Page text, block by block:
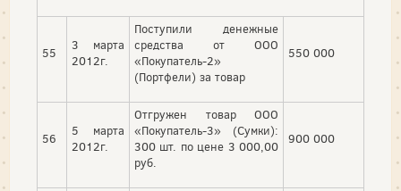
55
3 марта
2012г.
Поступили денежные
средства от ООО
«Покупатель-2»
(Портфели) за товар
550 000
56
5 марта
2012г.
Отгружен товар ООО
«Покупатель-3» (Сумки):
300 шт. по цене 3 000,00
руб.
900 000